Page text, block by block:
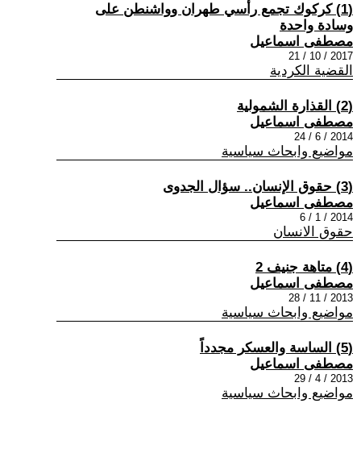
(1) كركوك تجمع رأسي طهران وواشنطن على
وسادة واحدة
مصطفى اسماعيل
2017 / 10 / 21
القضية الكردية
(2) القذارة الشمولية
مصطفى اسماعيل
2014 / 6 / 24
مواضيع وابحاث سياسية
(3) حقوق الإنسان.. سؤال الجدوى
مصطفى اسماعيل
2014 / 1 / 6
حقوق الانسان
(4) متاهة جنيف 2
مصطفى اسماعيل
2013 / 11 / 28
مواضيع وابحاث سياسية
(5) الساسة والعسكر مجدداً
مصطفى اسماعيل
2013 / 4 / 29
مواضيع وابحاث سياسية